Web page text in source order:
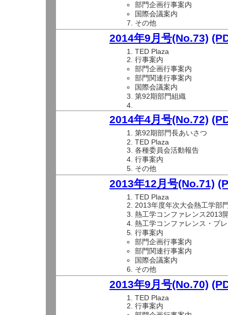
部門企画行事案内
国際会議案内
その他
2014年9月号(No.73)
TED Plaza
行事案内
部門企画行事案内
部門関連行事案内
国際会議案内
第92期部門組織
2014年4月号(No.72)
第92期部門長あいさつ
TED Plaza
各種委員会活動報告
行事案内
その他
2013年12月号(No.71)
TED Plaza
2013年度年次大会熱工学部
熱工学コンファレンス2013
熱工学コンファレンス・プ
行事案内
部門企画行事案内
部門関連行事案内
国際会議案内
その他
2013年9月号(No.70)
TED Plaza
行事案内